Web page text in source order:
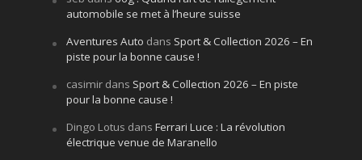
automobile se met à l’heure suisse
Aventures Auto dans Sport & Collection 2026 – En
piste pour la bonne cause !
casimirdans Sport & Collection 2026 – En piste
pour la bonne cause !
Dingo Lotus dans Ferrari Luce : La révolution
électrique venue de Maranello